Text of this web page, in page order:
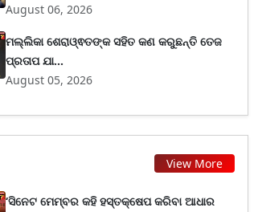
August 06, 2026
ମଲ୍ଲିକା ଶେରାଓ୍ଵତଙ୍କ ସହିତ କଣ କରୁଛନ୍ତି ତେଜ
ପ୍ରତାପ ଯା...
August 05, 2026
View More
‘ସିନେଟ ମେମ୍ବର କହି ହସ୍ତକ୍ଷେପ କରିବା ଆଧାର